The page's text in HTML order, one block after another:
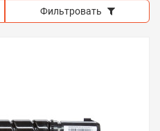
Фильтровать